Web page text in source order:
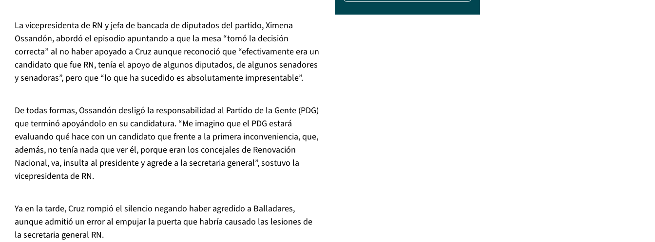
La vicepresidenta de RN y jefa de bancada de diputados del partido, Ximena
Ossandón, abordó el episodio apuntando a que la mesa “tomó la decisión
correcta” al no haber apoyado a Cruz aunque reconoció que “efectivamente era un
candidato que fue RN, tenía el apoyo de algunos diputados, de algunos senadores
y senadoras”, pero que “lo que ha sucedido es absolutamente impresentable”.
De todas formas, Ossandón desligó la responsabilidad al Partido de la Gente (PDG)
que terminó apoyándolo en su candidatura. “Me imagino que el PDG estará
evaluando qué hace con un candidato que frente a la primera inconveniencia, que,
además, no tenía nada que ver él, porque eran los concejales de Renovación
Nacional, va, insulta al presidente y agrede a la secretaria general”, sostuvo la
vicepresidenta de RN.
Ya en la tarde, Cruz rompió el silencio negando haber agredido a Balladares,
aunque admitió un error al empujar la puerta que habría causado las lesiones de
la secretaria general RN.